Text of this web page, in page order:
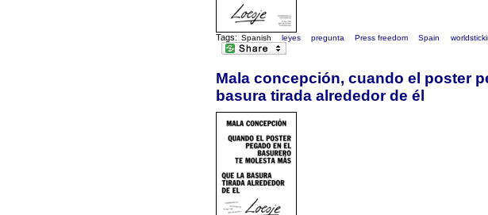
Tags: Spanish leyes pregunta Press freedom Spain
Mala concepción, cuando el poster
basura tirada alrededor de él